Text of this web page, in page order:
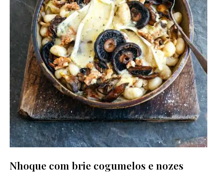
Nhoque com brie cogumelos e nozes